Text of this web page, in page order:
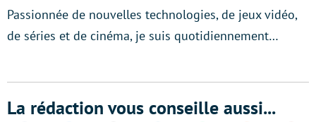
Passionnée de nouvelles technologies, de jeux vidéo,
de séries et de cinéma, je suis quotidiennement…
La rédaction vous conseille aussi...